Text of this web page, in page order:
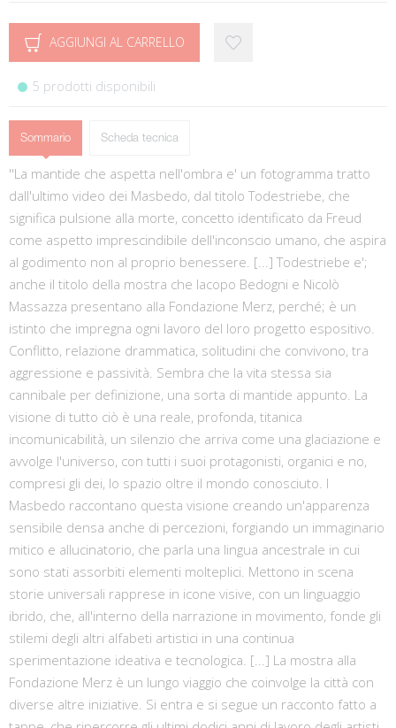
AGGIUNGI AL CARRELLO
5 prodotti disponibili
Sommario Scheda tecnica
''La mantide che aspetta nell'ombra e' un fotogramma tratto
dall'ultimo video dei Masbedo, dal titolo Todestriebe, che
significa pulsione alla morte, concetto identificato da Freud
come aspetto imprescindibile dell'inconscio umano, che aspira
al godimento non al proprio benessere. [...] Todestriebe e';
anche il titolo della mostra che Iacopo Bedogni e Nicolò
Massazza presentano alla Fondazione Merz, perché; è un
istinto che impregna ogni lavoro del loro progetto espositivo.
Conflitto, relazione drammatica, solitudini che convivono, tra
aggressione e passività. Sembra che la vita stessa sia
cannibale per definizione, una sorta di mantide appunto. La
visione di tutto ciò è una reale, profonda, titanica
incomunicabilità, un silenzio che arriva come una glaciazione e
avvolge l'universo, con tutti i suoi protagonisti, organici e no,
compresi gli dei, lo spazio oltre il mondo conosciuto. I
Masbedo raccontano questa visione creando un'apparenza
sensibile densa anche di percezioni, forgiando un immaginario
mitico e allucinatorio, che parla una lingua ancestrale in cui
sono stati assorbiti elementi molteplici. Mettono in scena
storie universali rapprese in icone visive, con un linguaggio
ibrido, che, all'interno della narrazione in movimento, fonde gli
stilemi degli altri alfabeti artistici in una continua
sperimentazione ideativa e tecnologica. [...] La mostra alla
Fondazione Merz è un lungo viaggio che coinvolge la città con
diverse altre iniziative. Si entra e si segue un racconto fatto a